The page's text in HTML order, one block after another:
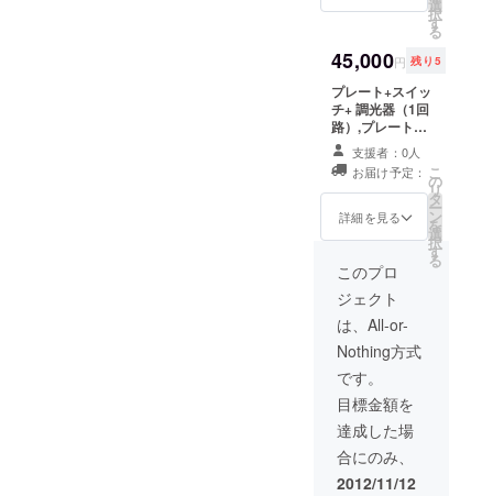
プ【SS:シル
バー＆シルバー /
BB:ブラック＆
ブラック/ BG: ブ
ラック＆グリー
ン/ BY: ブラック
＆イエロー】 ※
お届けは2012年
12月を予定して
います。
選
択
す
る
45,000円 残り5
プレート+スイッ
チ+ 調光器（1回
路）,プレート
+スイッチ+ 調光
器（2回路） 各2
セットをお送り
します。（送料
込み） スイッチ
い。（有資格者
による取付工事
が必要です） 1
回路タイプ【S:
シルバー / B:ブ
ラック/ G:グリー
ン/ Y:イエロー】
2回路タイプ
【SS:シルバー
＆シルバー / BB:
ブラック＆ブ
ラック/ BG: ブ
ラック＆グリー
支援者：0人
お届け予定：
詳細を見る
こ
の
リ
タ
ー
ン
を
選
択
す
る
このプロ
ジェクト
は、All-or-
Nothing方式
です。
目標金額を
達成した場
合にのみ、
2012/11/12